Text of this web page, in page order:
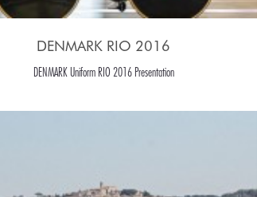
DENMARK RIO 2016
DENMARK Uniform RIO 2016 Presentation